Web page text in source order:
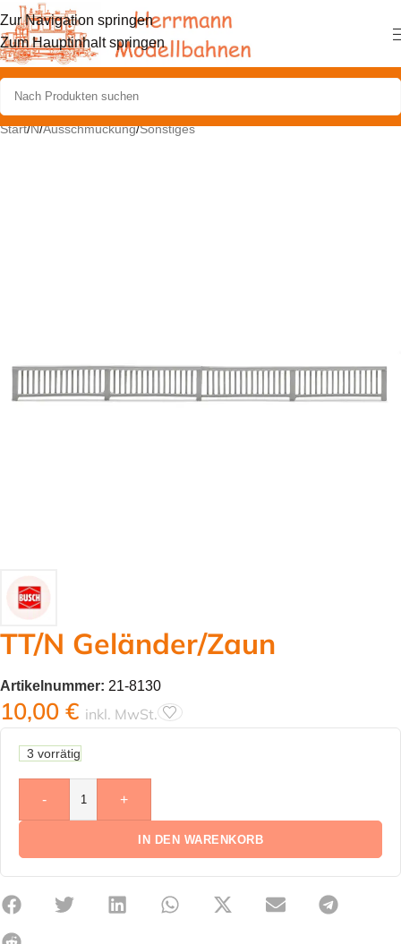
Zur Navigation springen
Zum Hauptinhalt springen
Start/N/Ausschmückung/Sonstiges
TT/N Geländer/Zaun
Artikelnummer: 21-8130
10,00 € inkl. MwSt.
3 vorrätig
- +
IN DEN WARENKORB